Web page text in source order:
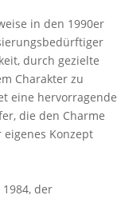
in den 1990er
durch gezielte
Charakter zu
eine hervorragende
die den Charme
Konzept
der